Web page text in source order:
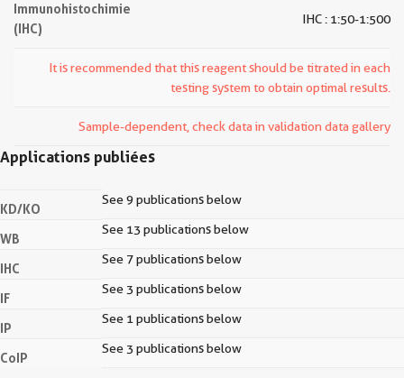
Immunohistochimie
(IHC)
IHC : 1:50-1:500
It is recommended that this reagent should be titrated in each
testing system to obtain optimal results.
Sample-dependent, check data in validation data gallery
Applications publiées
KD/KO
See 9 publications below
WB
See 13 publications below
IHC
See 7 publications below
IF
See 3 publications below
IP
See 1 publications below
CoIP
See 3 publications below